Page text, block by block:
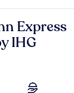
Express
IHG